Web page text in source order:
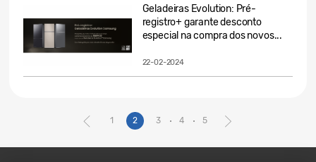
Geladeiras Evolution: Pré-
registro+ garante desconto
especial na compra dos novos...
22-02-2024
1 2 3 4 5